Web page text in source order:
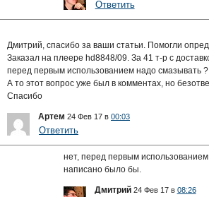
Ответить
Дмитрий, спасибо за ваши статьи. Помогли
Заказал на плеере hd8848/09. За 41 т-р с
перед первым использованием надо смазывать ?
А то этот вопрос уже был в комментах, но
Спасибо
Артем 24 Фев 17 в 00:03
Ответить
нет, перед первым
написано было бы.
Дмитрий 24 Фев 17 в 08:26